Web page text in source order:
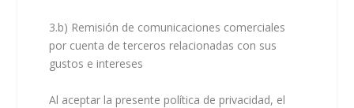
3.b) Remisión de comunicaciones comerciales
por cuenta de terceros relacionadas con sus
gustos e intereses
Al aceptar la presente política de privacidad, el